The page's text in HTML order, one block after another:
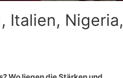
Italien, Nigeria,